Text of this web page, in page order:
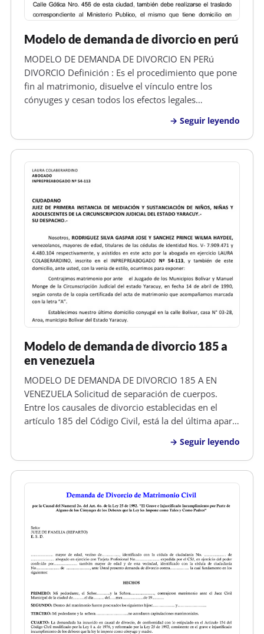
Modelo de demanda de divorcio en perú
MODELO DE DEMANDA DE DIVORCIO EN PERú
DIVORCIO Definición : Es el procedimiento que pone
fin al matrimonio, disuelve el vínculo entre los
cónyuges y cesan todos los efectos legales
obligación alimenticia entre marido y mujer. Si se
declara el divorcio por culpa de u…
Seguir leyendo
Modelo de demanda de divorcio 185 a
en venezuela
MODELO DE DEMANDA DE DIVORCIO 185 A EN
VENEZUELA Solicitud de separación de cuerpos.
Entre los causales de divorcio establecidas en el
artículo 185 del Código Civil, está la del última aparte
voluntaria o no contenciosa, que dice,...También se
podrá declarar el divorcio por…
Seguir leyendo